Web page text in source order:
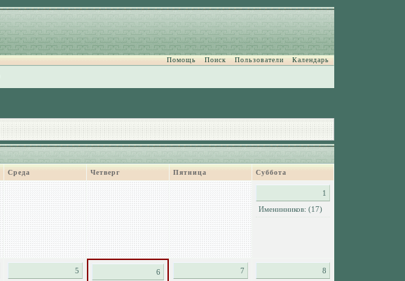
Помощь Поиск Пользователи Календарь
Среда Четверг Пятница Суббота
1
Именинников: (17)
5
6
7
8